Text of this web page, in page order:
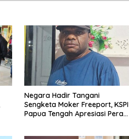
Negara Hadir Tangani
Sengketa Moker Freeport, KSPI
Papua Tengah Apresiasi Peran